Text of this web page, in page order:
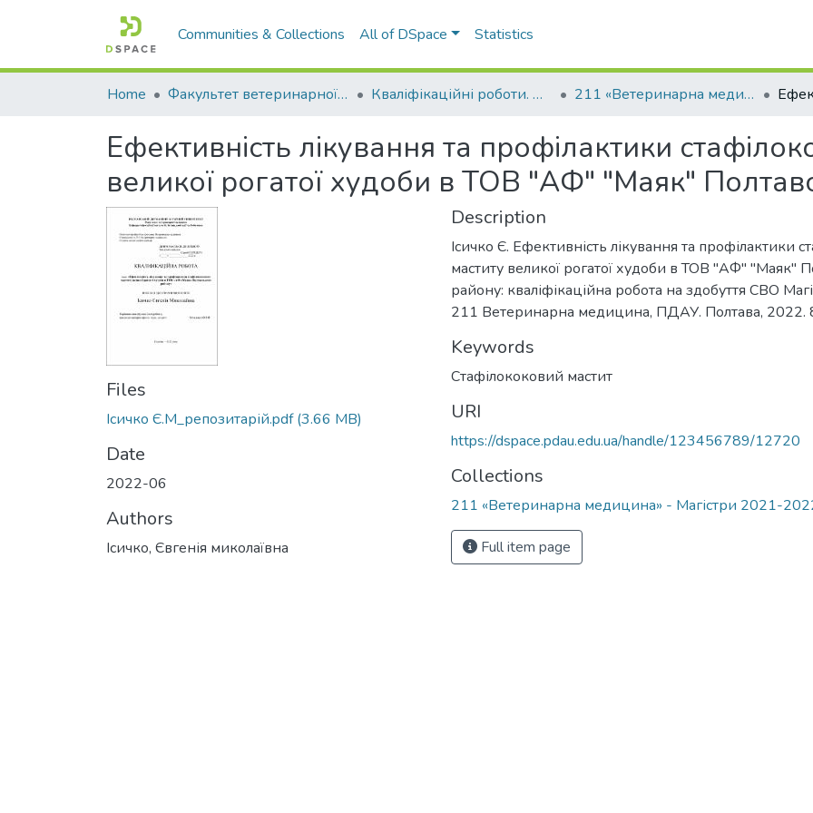
Communities & Collections All of DSpace Statistics
Home Факультет ветеринарної медицини Кваліфікаційні роботи. Факультет ветеринарної медицини 211 «Ветеринарна медицина» - Магістри 2021-2022
Ефективність лікування та профілактики
великої рогатої худоби в ТОВ "АФ" "Маяк"
Files
Ісичко Є.М_репозитарій.pdf(3.66 MB)
Date
2022-06
Authors
Ісичко, Євгенія миколаївна
Description
Ісичко Є. Ефективність лікування та профілактики
маститу великої рогатої худоби в ТОВ "АФ" "Маяк"
району: кваліфікаційна робота на здобуття СВО
211 Ветеринарна медицина, ПДАУ. Полтава, 2022.
Keywords
Стафілококовий мастит
URI
https://dspace.pdau.edu.ua/handle/123456789/12720
Collections
211 «Ветеринарна медицина» - Магістри 2021-
Full item page